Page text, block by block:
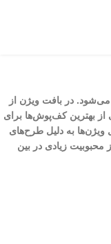
440 شانه با تراکم 1500 بافت می‌شود. در بافت ویژن از
از بهترین کف‌پوش‌ها برای
به دلیل طرح‌های
زیادی در بین